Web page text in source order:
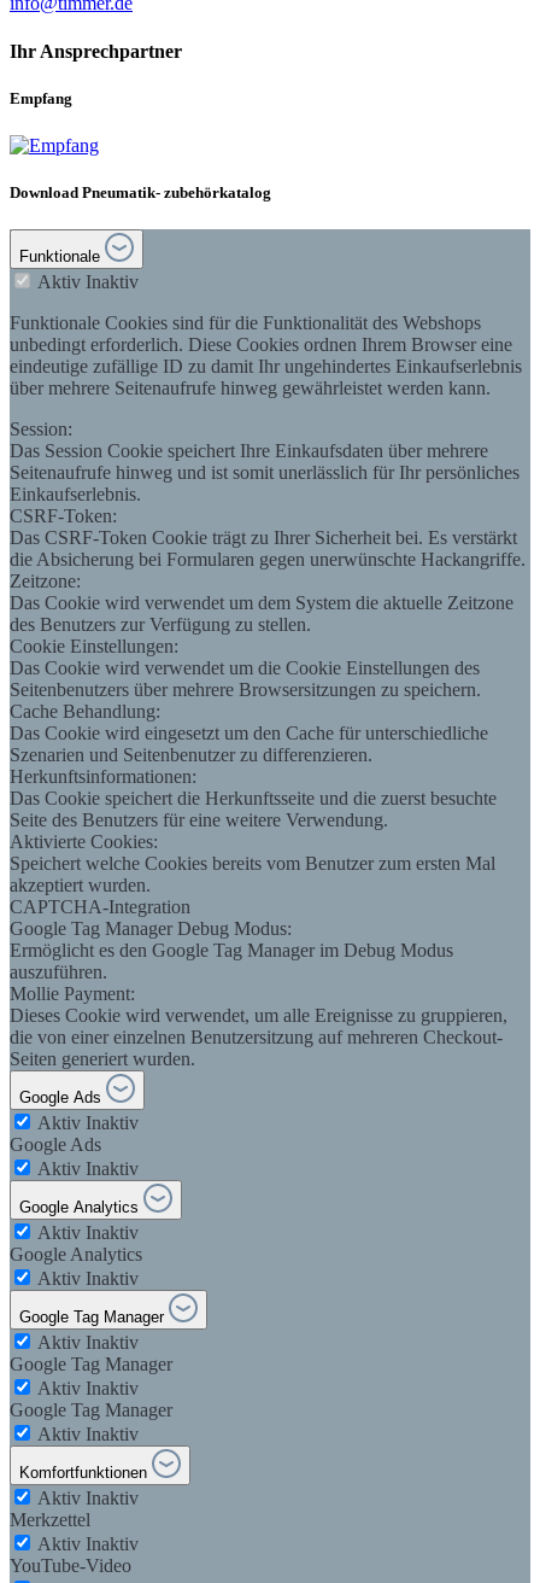
Ihr Ansprechpartner
Empfang
Download Pneumatik- zubehörkatalog
Funktionale
Aktiv Inaktiv
Funktionale Cookies sind für die Funktionalität des Webshops
unbedingt erforderlich. Diese Cookies ordnen Ihrem Browser eine
eindeutige zufällige ID zu damit Ihr ungehindertes Einkaufserlebnis
über mehrere Seitenaufrufe hinweg gewährleistet werden kann.
Session:
Das Session Cookie speichert Ihre Einkaufsdaten über mehrere
Seitenaufrufe hinweg und ist somit unerlässlich für Ihr persönliches
Einkaufserlebnis.
CSRF-Token:
Das CSRF-Token Cookie trägt zu Ihrer Sicherheit bei. Es verstärkt
die Absicherung bei Formularen gegen unerwünschte Hackangriffe.
Zeitzone:
Das Cookie wird verwendet um dem System die aktuelle Zeitzone
des Benutzers zur Verfügung zu stellen.
Cookie Einstellungen:
Das Cookie wird verwendet um die Cookie Einstellungen des
Seitenbenutzers über mehrere Browsersitzungen zu speichern.
Cache Behandlung:
Das Cookie wird eingesetzt um den Cache für unterschiedliche
Szenarien und Seitenbenutzer zu differenzieren.
Herkunftsinformationen:
Das Cookie speichert die Herkunftsseite und die zuerst besuchte
Seite des Benutzers für eine weitere Verwendung.
Aktivierte Cookies:
Speichert welche Cookies bereits vom Benutzer zum ersten Mal
akzeptiert wurden.
CAPTCHA-Integration
Google Tag Manager Debug Modus:
Ermöglicht es den Google Tag Manager im Debug Modus
auszuführen.
Mollie Payment:
Dieses Cookie wird verwendet, um alle Ereignisse zu gruppieren,
die von einer einzelnen Benutzersitzung auf mehreren Checkout-
Seiten generiert wurden.
Google Ads
Aktiv Inaktiv
Google Ads
Aktiv Inaktiv
Google Analytics
Aktiv Inaktiv
Google Analytics
Aktiv Inaktiv
Google Tag Manager
Aktiv Inaktiv
Google Tag Manager
Aktiv Inaktiv
Google Tag Manager
Aktiv Inaktiv
Komfortfunktionen
Aktiv Inaktiv
Merkzettel
Aktiv Inaktiv
YouTube-Video